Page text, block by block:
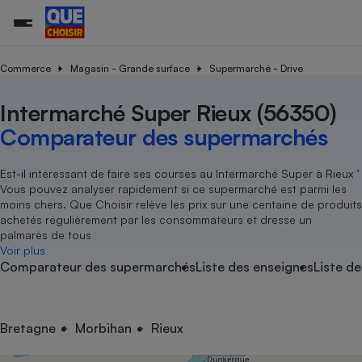
Commerce Magasin - Grande surface Supermarché - Drive
Intermarché Super Rieux (56350)
Comparateur des supermarchés
Est-il intéressant de faire ses courses au Intermarché Super à Rieux ’
Vous pouvez analyser rapidement si ce supermarché est parmi les
moins chers. Que Choisir relève les prix sur une centaine de produits
achetés régulièrement par les consommateurs et dresse un
palmarès de tous
Voir plus
Comparateur des supermarchésListe des enseignesListe
Bretagne Morbihan Rieux
Additifs
Magasin - Grande surface
Méthode de vente -
Organismes de défense
Système judiciairegratuit
Déchet
Achat - Vente - Travaux
Location
Sport
électrique
Démarche administrative
Senior
Service marchand
Train
Transport aérien
Toutes les actualités
Enquêtes
Guides d'achat
Conseils
Brèves
Tous les services
Soumettre un litige
Lettres types
Rencontrer une association locale
Tous nos combats
Nos actions
Nos grandes victoires
Les billets de la présidente
Nos associations locales
Nous rejoindre
En savoir plus sur Que Choisir Ensemble
?
L’association
Nos missions
Notre méthodologie
Notre financement
Nos partenaires
Nous rejoindre